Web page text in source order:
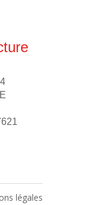
légales